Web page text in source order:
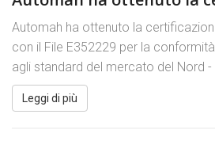
Automah ha ottenuto la
con il File E352229 per la
agli standard del mercato del Nord -
Leggi di più